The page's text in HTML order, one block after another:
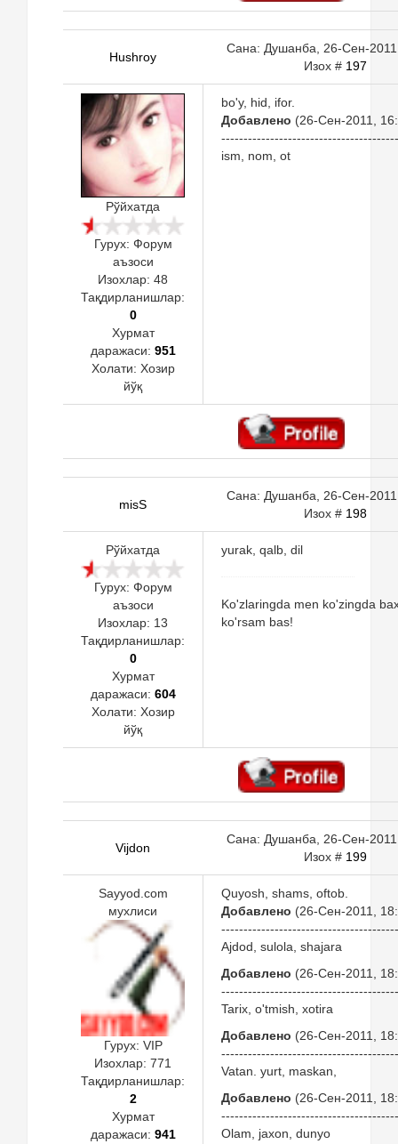
Hushroy
Сана: Душанба, 26-Сен-
Изох # 197
Рўйхатда
Гурух: Форум
аъзоси
Изохлар: 48
Тақдирланишлар:
0
Хурмат
даражаси: 951
Холати: Хозир
йўқ
bo'y, hid, ifor.
Добавлено (26-Сен-2011,
ism, nom, ot
misS
Сана: Душанба, 26-Сен-
Изох # 198
Рўйхатда
Гурух: Форум
аъзоси
Изохлар: 13
Тақдирланишлар:
0
Хурмат
даражаси: 604
Холати: Хозир
йўқ
yurak, qalb, dil
Ko'zlaringda men ko'zingda
ko'rsam bas!
Vijdon
Сана: Душанба, 26-Сен-
Изох # 199
Sayyod.com
мухлиси
Гурух: VIP
Изохлар: 771
Тақдирланишлар:
2
Хурмат
даражаси: 941
Quyosh, shams, oftob.
Добавлено (26-Сен-2011,
Ajdod, sulola, shajara
Добавлено (26-Сен-2011,
Tarix, o'tmish, xotira
Добавлено (26-Сен-2011,
Vatan. yurt, maskan,
Добавлено (26-Сен-2011,
Olam, jaxon, dunyo